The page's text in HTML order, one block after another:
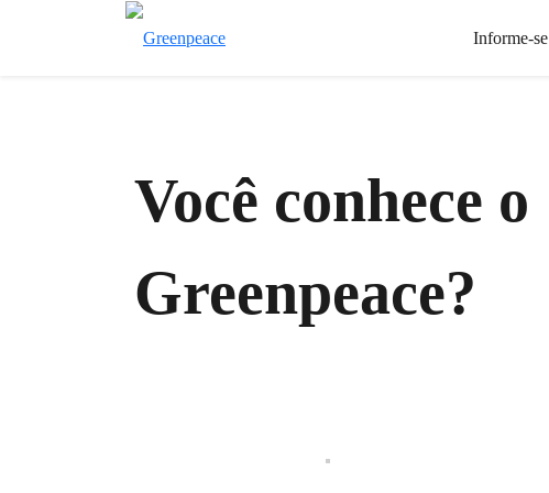
Informe-se
Você conhece o
Greenpeace?